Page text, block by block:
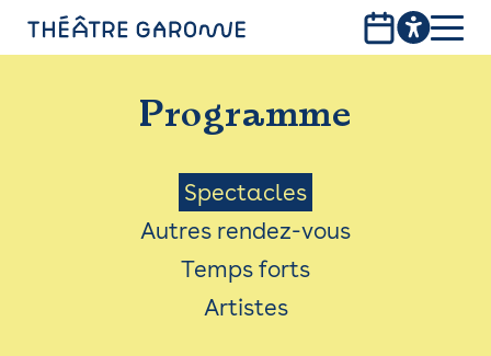
PROGRAMME
INFOS PRATIQUES
AVEC LES PUBLICS
ACCESSIBILITÉ
LES PRODUCTIONS
Programme
Menu
Saison
Spectacles
Autres rendez-vous
Temps forts
Artistes